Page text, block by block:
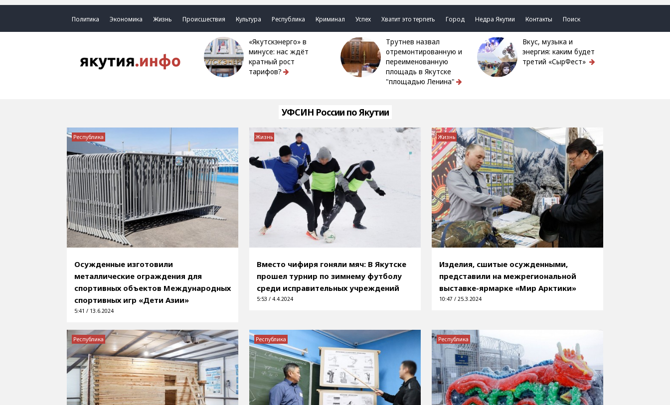
Политика Экономика Жизнь Происшествия Культура Республика Криминал Успех Хватит это терпеть Город Недра Якутии Контакты Поиск
«Якутскэнерго» в
минусе: нас ждёт
кратный рост
тарифов?
Трутнев назвал
отремонтированную и
переименованную
площадь в Якутске
"площадью Ленина"
Вкус, музыка и
энергия: каким будет
третий «СырФест»
УФСИН России по Якутии
Осужденные изготовили
металлические ограждения для
спортивных объектов Международных
спортивных игр «Дети Азии»
5:41 / 13.6.2024
Республика
Вместо чифиря гоняли мяч: В Якутске
прошел турнир по зимнему футболу
среди исправительных учреждений
5:53 / 4.4.2024
Жизнь
Изделия, сшитые осужденными,
представили на межрегиональной
выставке-ярмарке «Мир Арктики»
10:47 / 25.3.2024
Жизнь
Республика Республика Республика